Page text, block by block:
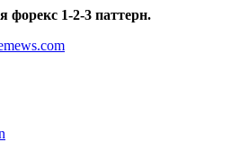
форекс 1-2-3 паттерн.